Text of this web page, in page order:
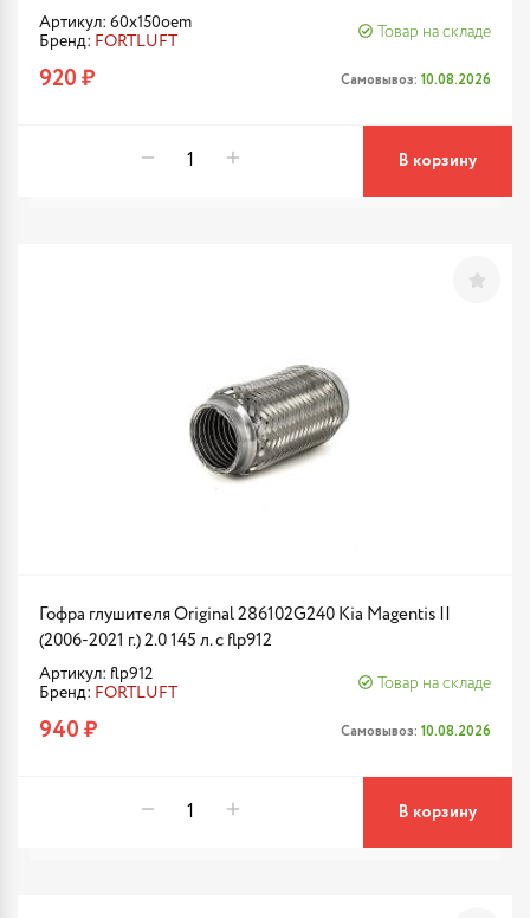
Артикул: 60x150oem
Бренд: FORTLUFT
Товар на складе
920 ₽ Самовывоз: 10.08.2026
В корзину
Гофра глушителя Original 286102G240 Kia Magentis II
(2006-2021 г.) 2.0 145 л. с flp912
Артикул: flp912
Бренд: FORTLUFT
Товар на складе
940 ₽ Самовывоз: 10.08.2026
В корзину